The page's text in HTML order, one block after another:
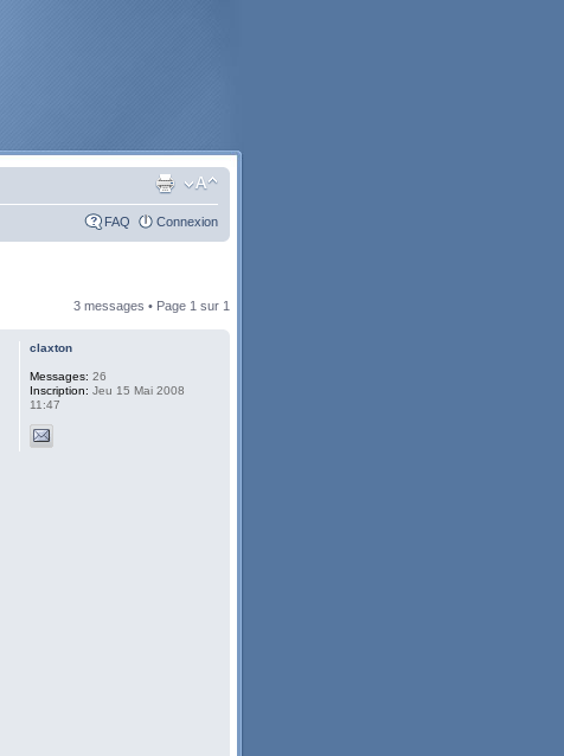
FAQ Connexion
3 messages • Page 1 sur 1
claxton
Messages: 26
Inscription: Jeu 15 Mai 2008
11:47